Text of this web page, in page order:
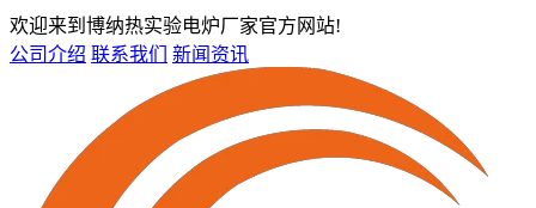
欢迎来到博纳热实验电炉厂家官方网站!
公司介绍 联系我们 新闻资讯